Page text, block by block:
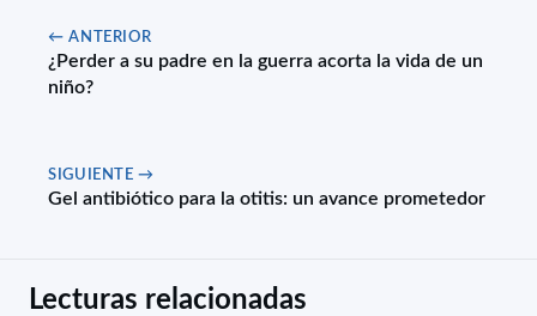
← ANTERIOR
¿Perder a su padre en la guerra acorta la vida de un
niño?
SIGUIENTE →
Gel antibiótico para la otitis: un avance prometedor
Lecturas relacionadas